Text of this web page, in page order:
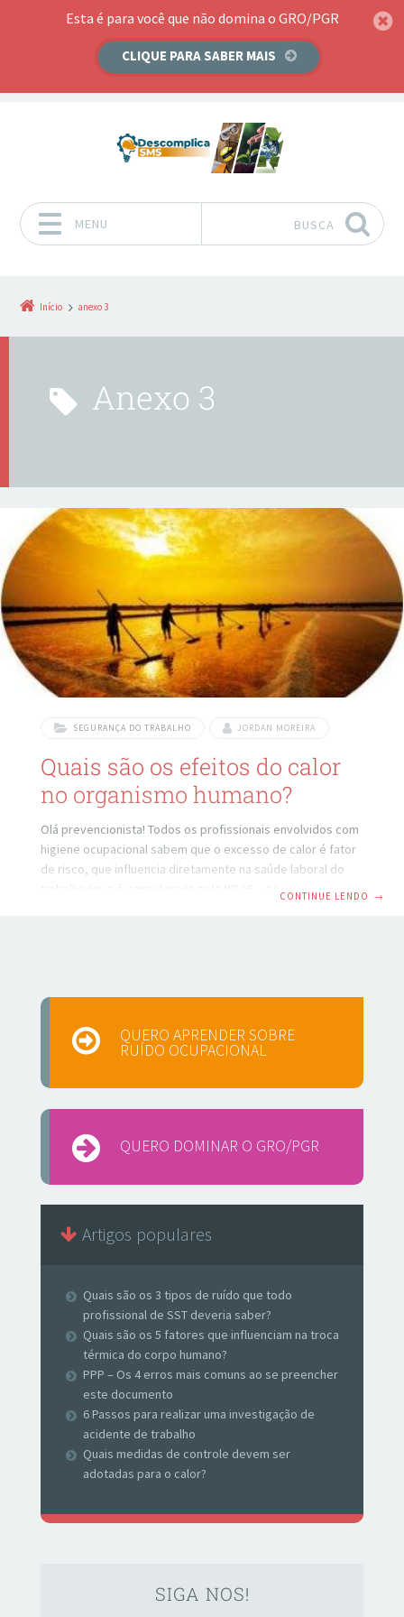
Esta é para você que não domina o GRO/PGR
CLIQUE PARA SABER MAIS
MENU BUSCA
Início anexo 3
anexo 3
SEGURANÇA DO TRABALHO JORDAN MOREIRA
Quais são os efeitos do calor
no organismo humano?
Olá prevencionista! Todos os profissionais envolvidos com
higiene ocupacional sabem que o excesso de calor é fator
de risco, que influencia diretamente na saúde laboral do
organismo é maior que aquele
CONTINUE LENDO →
QUERO APRENDER SOBRE
RUÍDO OCUPACIONAL
QUERO DOMINAR O GRO/PGR
Artigos populares
Quais são os 3 tipos de ruído que todo
profissional de SST deveria saber?
Quais são os 5 fatores que influenciam na troca
térmica do corpo humano?
PPP – Os 4 erros mais comuns ao se preencher
este documento
6 Passos para realizar uma investigação de
acidente de trabalho
Quais medidas de controle devem ser
adotadas para o calor?
SIGA NOS!